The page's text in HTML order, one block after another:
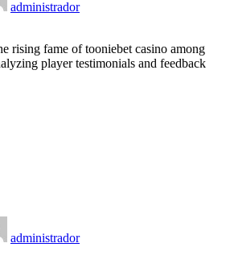
administrador
rising fame of tooniebet casino among
player testimonials and feedback
administrador